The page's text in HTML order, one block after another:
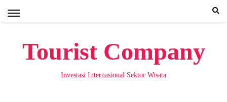
Tourist Company
Investasi Internasional Sektor Wisata